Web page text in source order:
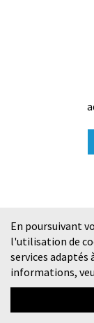
En poursuivant
l'utilisation de
services adaptés
informations,